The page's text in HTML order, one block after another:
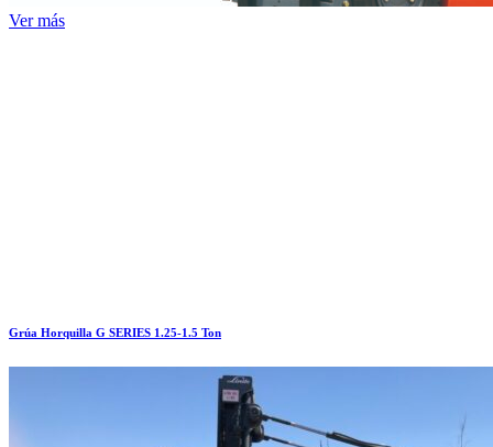
Ver más
Grúa Horquilla G SERIES 1.25-1.5 Ton